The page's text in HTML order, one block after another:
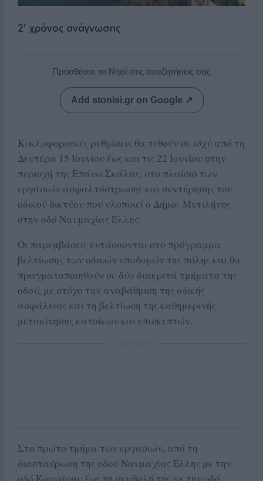
2' χρόνος ανάγνωσης
Προσθέστε το Νησί στις αναζητήσεις σας
Add stonisi.gr on Google ↗
Κυκλοφοριακές ρυθμίσεις θα τεθούν σε ισχύ από τη
Δευτέρα 15 Ιουνίου έως και τις 22 Ιουνίου στην
περιοχή της Επάνω Σκάλας, στο πλαίσιο των
εργασιών ασφαλτόστρωσης και συντήρησης του
οδικού δικτύου που υλοποιεί ο Δήμος Μυτιλήνης
στην οδό Ναυμαχίας Έλλης.
Οι παρεμβάσεις εντάσσονται στο πρόγραμμα
βελτίωσης των οδικών υποδομών της πόλης και θα
πραγματοποιηθούν σε δύο διακριτά τμήματα της
οδού, με στόχο την αναβάθμιση της οδικής
ασφάλειας και τη βελτίωση της καθημερινής
μετακίνησης κατοίκων και επισκεπτών.
Στο πρώτο τμήμα των εργασιών, από τη
διασταύρωση της οδού Ναυμαχίας Έλλης με την
οδό Κορνάρου έως τη συμβολή της με την οδό